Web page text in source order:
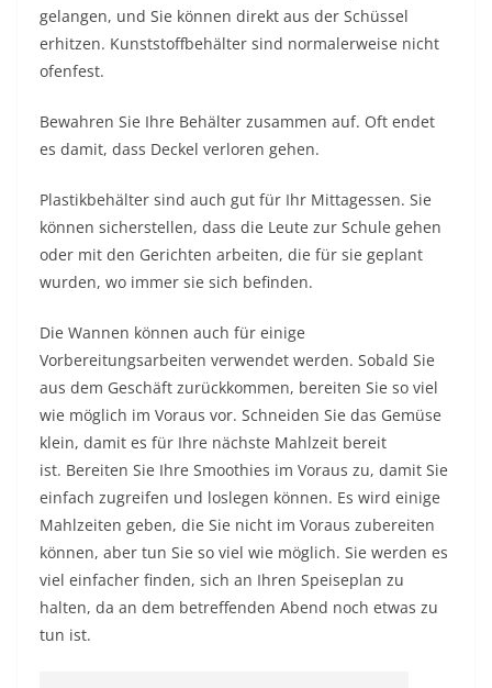
gelangen, und Sie können direkt aus der Schüssel
erhitzen. Kunststoffbehälter sind normalerweise nicht
ofenfest.
Bewahren Sie Ihre Behälter zusammen auf. Oft endet
es damit, dass Deckel verloren gehen.
Plastikbehälter sind auch gut für Ihr Mittagessen. Sie
können sicherstellen, dass die Leute zur Schule gehen
oder mit den Gerichten arbeiten, die für sie geplant
wurden, wo immer sie sich befinden.
Die Wannen können auch für einige
Vorbereitungsarbeiten verwendet werden. Sobald Sie
aus dem Geschäft zurückkommen, bereiten Sie so viel
wie möglich im Voraus vor. Schneiden Sie das Gemüse
klein, damit es für Ihre nächste Mahlzeit bereit
ist. Bereiten Sie Ihre Smoothies im Voraus zu, damit Sie
einfach zugreifen und loslegen können. Es wird einige
Mahlzeiten geben, die Sie nicht im Voraus zubereiten
können, aber tun Sie so viel wie möglich. Sie werden es
viel einfacher finden, sich an Ihren Speiseplan zu
halten, da an dem betreffenden Abend noch etwas zu
tun ist.